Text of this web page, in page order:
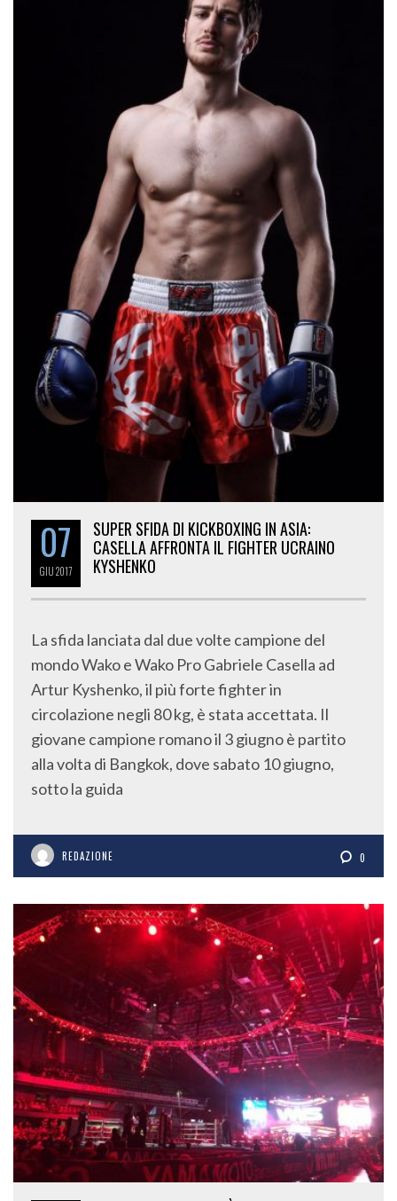
07
GIU2017
SUPER SFIDA DI KICKBOXING IN ASIA:
CASELLA AFFRONTA IL FIGHTER UCRAINO
KYSHENKO
La sfida lanciata dal due volte campione del
mondo Wako e Wako Pro Gabriele Casella ad
Artur Kyshenko, il più forte fighter in
circolazione negli 80 kg, è stata accettata. Il
giovane campione romano il 3 giugno è partito
alla volta di Bangkok, dove sabato 10 giugno,
sotto la guida
REDAZIONE 0